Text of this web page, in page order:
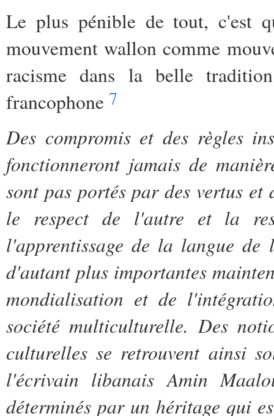
Le plus pénible de tout, c'est
mouvement wallon comme
racisme dans la belle
francophone 7
Des compromis et des règles
fonctionneront jamais de
sont pas portés par des vertus et
le respect de l'autre et la
l'apprentissage de la langue de
d'autant plus importantes
mondialisation et de
société multiculturelle. Des
culturelles se retrouvent ainsi
l'écrivain libanais Amin
déterminés par un héritage qui